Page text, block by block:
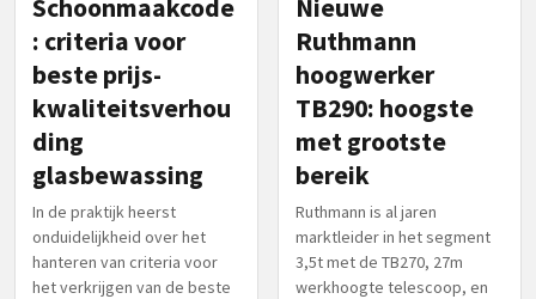
Schoonmaakcode
: criteria voor
beste prijs-
kwaliteitsverhou
ding
glasbewassing
In de praktijk heerst
onduidelijkheid over het
hanteren van criteria voor
het verkrijgen van de beste
Nieuwe
Ruthmann
hoogwerker
TB290: hoogste
met grootste
bereik
Ruthmann is al jaren
marktleider in het segment
3,5t met de TB270, 27m
werkhoogte telescoop, en